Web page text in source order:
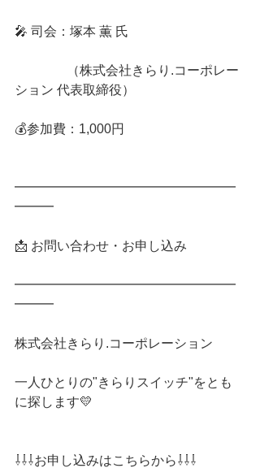
🎤 司会：塚本 薫 氏
（株式会社きらり.コーポレー
ション 代表取締役）
💰参加費：1,000円
━━━━━━━━━━━━━━━━━
━━━
📩 お問い合わせ・お申し込み
━━━━━━━━━━━━━━━━━
━━━
株式会社きらり.コーポレーション
一人ひとりの"きらりスイッチ"をとも
に探します💛
⇩⇩⇩お申し込みはこちらから⇩⇩⇩